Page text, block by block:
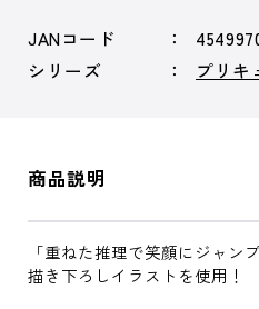
JANコード
シリーズ
プリキ
商品説明
「重ねた推理で笑顔にジャンプ
描き下ろしイラストを使用！